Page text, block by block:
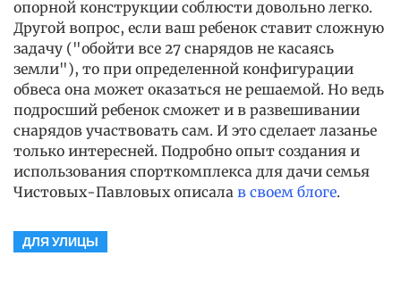
опорной конструкции соблюсти довольно легко.
Другой вопрос, если ваш ребенок ставит сложную
задачу ("обойти все 27 снарядов не касаясь
земли"), то при определенной конфигурации
обвеса она может оказаться не решаемой. Но ведь
подросший ребенок сможет и в развешивании
снарядов участвовать сам. И это сделает лазанье
только интересней. Подробно опыт создания и
использования спорткомплекса для дачи семья
Чистовых-Павловых описала в своем блоге.
ДЛЯ УЛИЦЫ